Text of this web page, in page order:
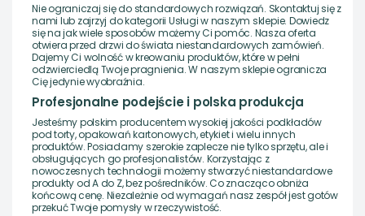
Nie ograniczaj się do standardowych rozwiązań. Skontaktuj się z
nami lub zajrzyj do kategorii Usługi w naszym sklepie. Dowiedz
się na jak wiele sposobów możemy Ci pomóc. Nasza oferta
otwiera przed drzwi do świata niestandardowych zamówień.
Dajemy Ci wolność w kreowaniu produktów, które w pełni
odzwierciedlą Twoje pragnienia. W naszym sklepie ogranicza
Cię jedynie wyobraźnia.
Profesjonalne podejście i polska produkcja
Jesteśmy polskim producentem wysokiej jakości podkładów
pod torty, opakowań kartonowych, etykiet i wielu innych
produktów. Posiadamy szerokie zaplecze nie tylko sprzętu, ale i
obsługujących go profesjonalistów. Korzystając z
nowoczesnych technologii możemy stworzyć niestandardowe
produkty od A do Z, bez pośredników. Co znacząco obniża
końcową cenę. Niezależnie od wymagań nasz zespół jest gotów
przekuć Twoje pomysły w rzeczywistość.